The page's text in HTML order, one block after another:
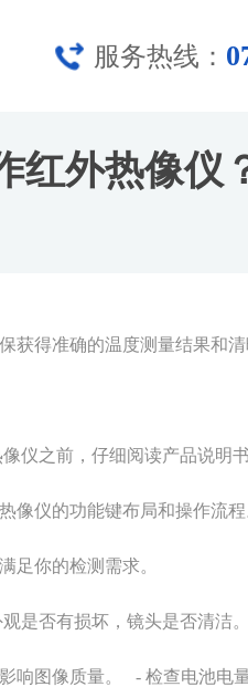
服务热线：
红外热像仪
获得准确的温度测量结果和
仪之前，仔细阅读产品说明
像仪的功能键布局和操作流
足你的检测需求。
是否有损坏，镜头是否清洁
响图像质量。 - 检查电池电